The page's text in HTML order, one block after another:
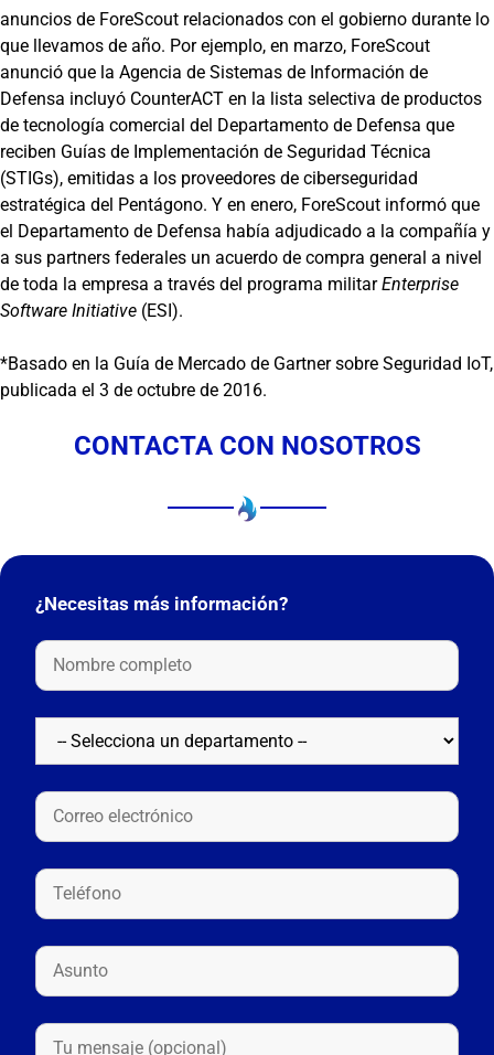
anuncios de ForeScout relacionados con el gobierno durante lo
que llevamos de año. Por ejemplo, en marzo, ForeScout
anunció que la Agencia de Sistemas de Información de
Defensa incluyó CounterACT en la lista selectiva de productos
de tecnología comercial del Departamento de Defensa que
reciben Guías de Implementación de Seguridad Técnica
(STIGs), emitidas a los proveedores de ciberseguridad
estratégica del Pentágono. Y en enero, ForeScout informó que
el Departamento de Defensa había adjudicado a la compañía y
a sus partners federales un acuerdo de compra general a nivel
de toda la empresa a través del programa militar Enterprise
Software Initiative (ESI).
*Basado en la Guía de Mercado de Gartner sobre Seguridad IoT,
publicada el 3 de octubre de 2016.
CONTACTA CON NOSOTROS
¿Necesitas más información?